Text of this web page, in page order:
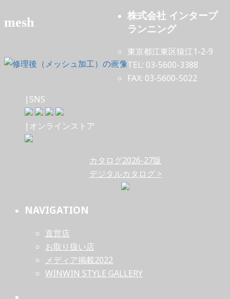
mesh
株式会社 インタープ
ランニング
東京都江東区猿江1-2-9
TEL: 03-5600-3388
FAX: 03-5600-5022
|SNS
|オンラインストア
カタログ2026-27版
デジタルカタログ >
NAVIGATION
直営店
お取り扱い店
メディア掲載2022
WINWIN STYLE GALLERY